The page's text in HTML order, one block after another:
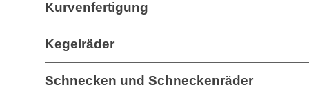
Kurvenfertigung
Kegelräder
Schnecken und Schneckenräder